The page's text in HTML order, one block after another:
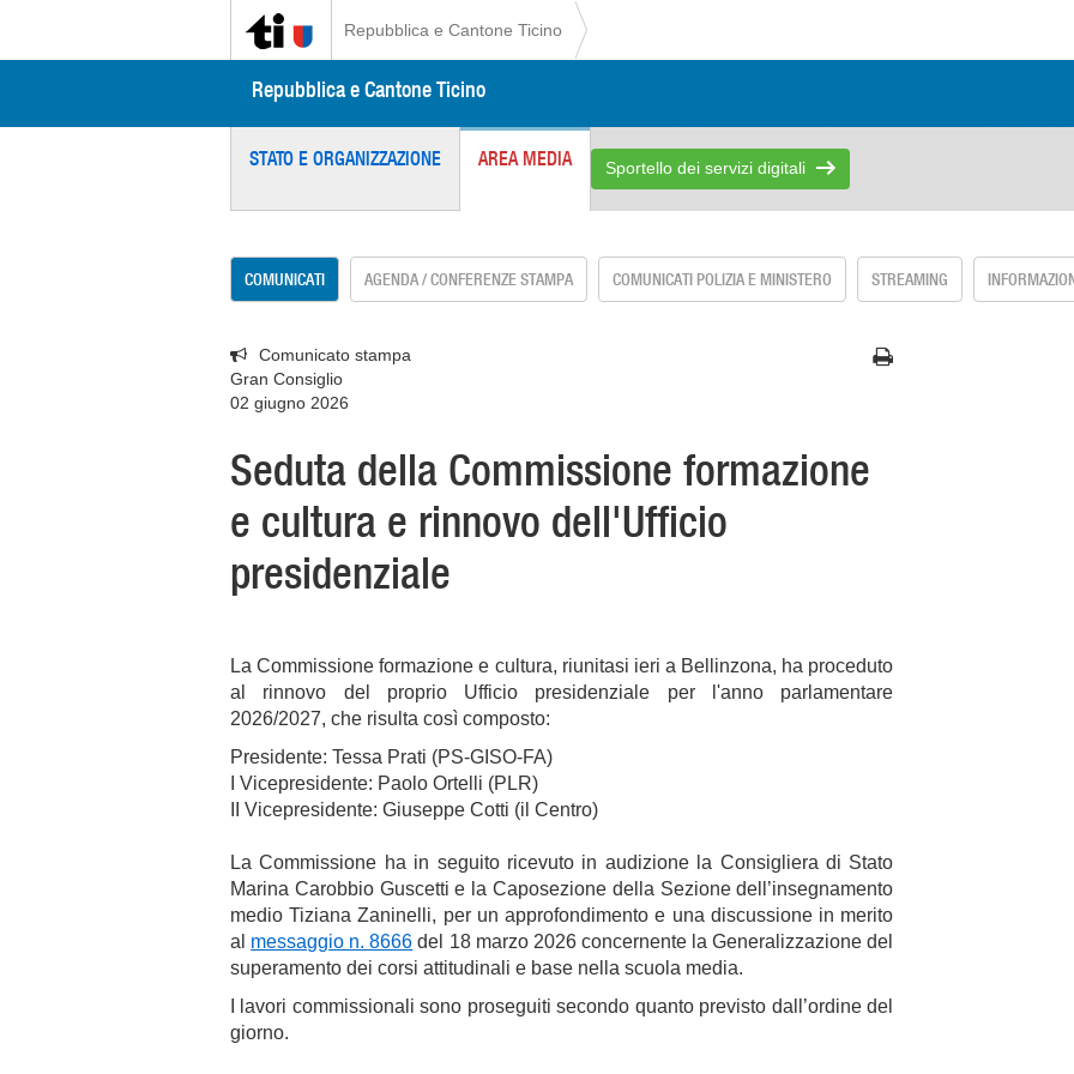
Repubblica e Cantone Ticino
Repubblica e Cantone Ticino
STATO E ORGANIZZAZIONE AREA MEDIA Sportello dei servizi digitali
COMUNICATI AGENDA / CONFERENZE STAMPA COMUNICATI POLIZIA E MINISTERO STREAMING
Comunicato stampa
Gran Consiglio
02 giugno 2026
Seduta della Commissione formazione
e cultura e rinnovo dell'Ufficio
presidenziale
La Commissione formazione e cultura, riunitasi ieri a Bellinzona, ha proceduto
al rinnovo del proprio Ufficio presidenziale per l'anno parlamentare
2026/2027, che risulta così composto:
Presidente: Tessa Prati (PS-GISO-FA)
I Vicepresidente: Paolo Ortelli (PLR)
II Vicepresidente: Giuseppe Cotti (il Centro)
La Commissione ha in seguito ricevuto in audizione la Consigliera di Stato
Marina Carobbio Guscetti e la Caposezione della Sezione dell’insegnamento
medio Tiziana Zaninelli, per un approfondimento e una discussione in merito
al messaggio n. 8666 del 18 marzo 2026 concernente la Generalizzazione del
superamento dei corsi attitudinali e base nella scuola media.
I lavori commissionali sono proseguiti secondo quanto previsto dall’ordine del
giorno.